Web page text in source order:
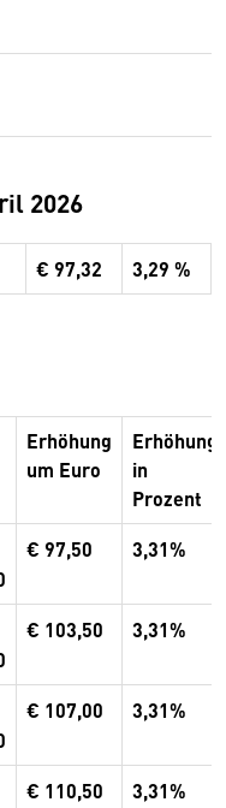
2026
€ 97,32 3,29 %
Erhöhung
um Euro
Erhöhung
in
Prozent
€ 97,50 3,31%
€ 103,50 3,31%
€ 107,00 3,31%
€ 110,50 3,31%